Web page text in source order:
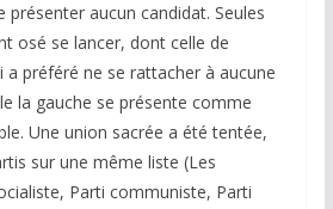
présenter aucun candidat. Seules
osé se lancer, dont celle de
a préféré ne se rattacher à aucune
la gauche se présente comme
Une union sacrée a été tentée,
sur une même liste (Les
Parti communiste, Parti